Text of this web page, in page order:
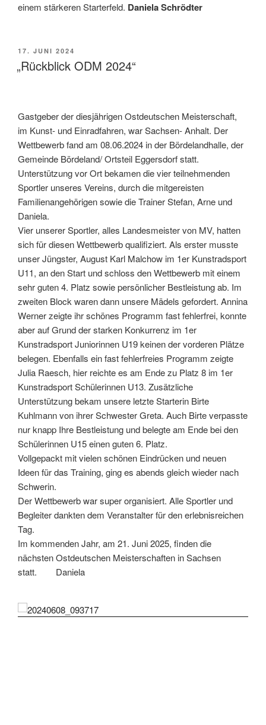
einem stärkeren Starterfeld. Daniela Schrödter
VERÖFFENTLICHT
AM
17. JUNI 2024
„Rückblick ODM 2024“
Gastgeber der diesjährigen Ostdeutschen Meisterschaft,
im Kunst- und Einradfahren, war Sachsen- Anhalt. Der
Wettbewerb fand am 08.06.2024 in der Bördelandhalle, der
Gemeinde Bördeland/ Ortsteil Eggersdorf statt.
Unterstützung vor Ort bekamen die vier teilnehmenden
Sportler unseres Vereins, durch die mitgereisten
Familienangehörigen sowie die Trainer Stefan, Arne und
Daniela.
Vier unserer Sportler, alles Landesmeister von MV, hatten
sich für diesen Wettbewerb qualifiziert. Als erster musste
unser Jüngster, August Karl Malchow im 1er Kunstradsport
U11, an den Start und schloss den Wettbewerb mit einem
sehr guten 4. Platz sowie persönlicher Bestleistung ab. Im
zweiten Block waren dann unsere Mädels gefordert. Annina
Werner zeigte ihr schönes Programm fast fehlerfrei, konnte
aber auf Grund der starken Konkurrenz im 1er
Kunstradsport Juniorinnen U19 keinen der vorderen Plätze
belegen. Ebenfalls ein fast fehlerfreies Programm zeigte
Julia Raesch, hier reichte es am Ende zu Platz 8 im 1er
Kunstradsport Schülerinnen U13. Zusätzliche
Unterstützung bekam unsere letzte Starterin Birte
Kuhlmann von ihrer Schwester Greta. Auch Birte verpasste
nur knapp Ihre Bestleistung und belegte am Ende bei den
Schülerinnen U15 einen guten 6. Platz.
Vollgepackt mit vielen schönen Eindrücken und neuen
Ideen für das Training, ging es abends gleich wieder nach
Schwerin.
Der Wettbewerb war super organisiert. Alle Sportler und
Begleiter dankten dem Veranstalter für den erlebnisreichen
Tag.
Im kommenden Jahr, am 21. Juni 2025, finden die
nächsten Ostdeutschen Meisterschaften in Sachsen
statt. Daniela